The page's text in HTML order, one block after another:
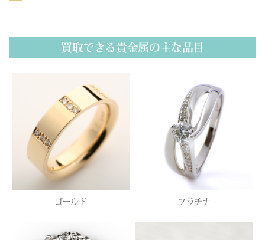
買取できる貴金属の主な品目
ゴールド プラチナ